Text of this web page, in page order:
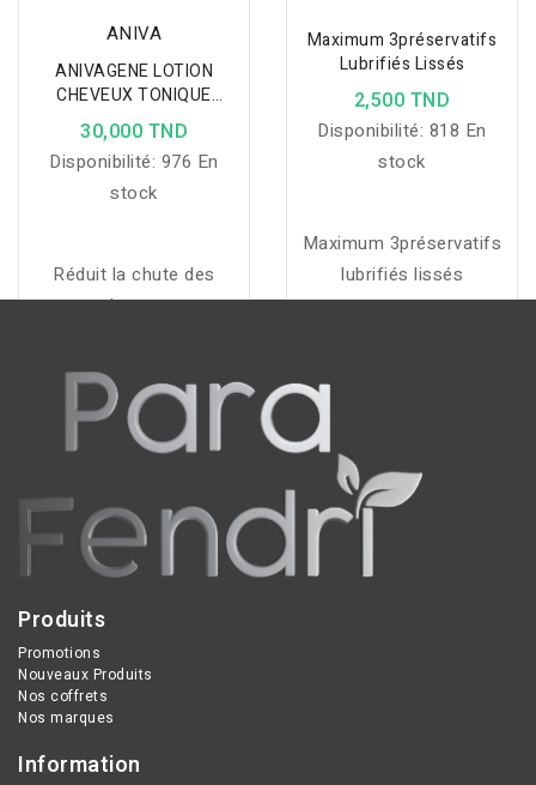
ANIVA
ANIVAGENE LOTION
CHEVEUX TONIQUE
FEMME 125MLLOTION
CHEVEUX TONIQUE
FEMME 125ML
30,000 TND
Disponibilité: 976 En
stock
Réduit la chute des
cheveux
Maximum 3préservatifs
Lubrifiés Lissés
2,500 TND
Disponibilité: 818 En
stock
Maximum 3préservatifs
lubrifiés lissés
Produits
Promotions
Nouveaux Produits
Nos coffrets
Nos marques
Information